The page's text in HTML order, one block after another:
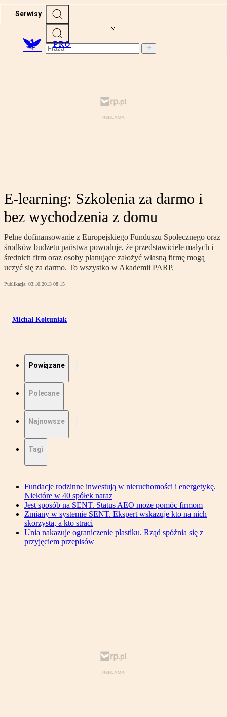
Serwisy
PRO
E-learning: Szkolenia za darmo i
bez wychodzenia z domu
Pełne dofinansowanie z Europejskiego Funduszu Społecznego oraz
środków budżetu państwa powoduje, że przedstawiciele małych i
średnich firm oraz osoby planujące założyć własną firmę mogą
uczyć się za darmo. To wszystko w Akademii PARP.
Publikacja: 03.10.2013 08:15
Michał Kołtuniak
Powiązane
Polecane
Najnowsze
Tagi
Fundacje rodzinne inwestują w nieruchomości i energetykę.
Niektóre w 40 spółek naraz
Jest sposób na SENT. Status AEO może pomóc firmom
Zmiany w systemie SENT. Ekspert wskazuje kto na nich
skorzysta, a kto straci
Unia nakazuje ograniczenie plastiku. Rząd spóźnia się z
przyjęciem przepisów